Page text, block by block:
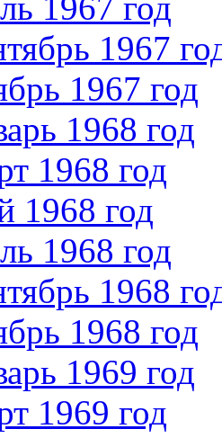
1967
1967 год
1968 год
1968 год
год
1968 год
1968
1968 год
1969 год
1969 год